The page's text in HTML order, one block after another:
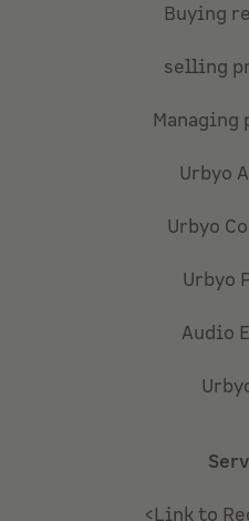
Buying
selling
Urbyo
Urbyo
Urbyo
Audio
<Link to